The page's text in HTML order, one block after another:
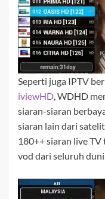
Seperti juga IPTV
iviewHD, WDHD
siaran-siaran
siaran lain dari
180++ siaran live
vod dari seluruh